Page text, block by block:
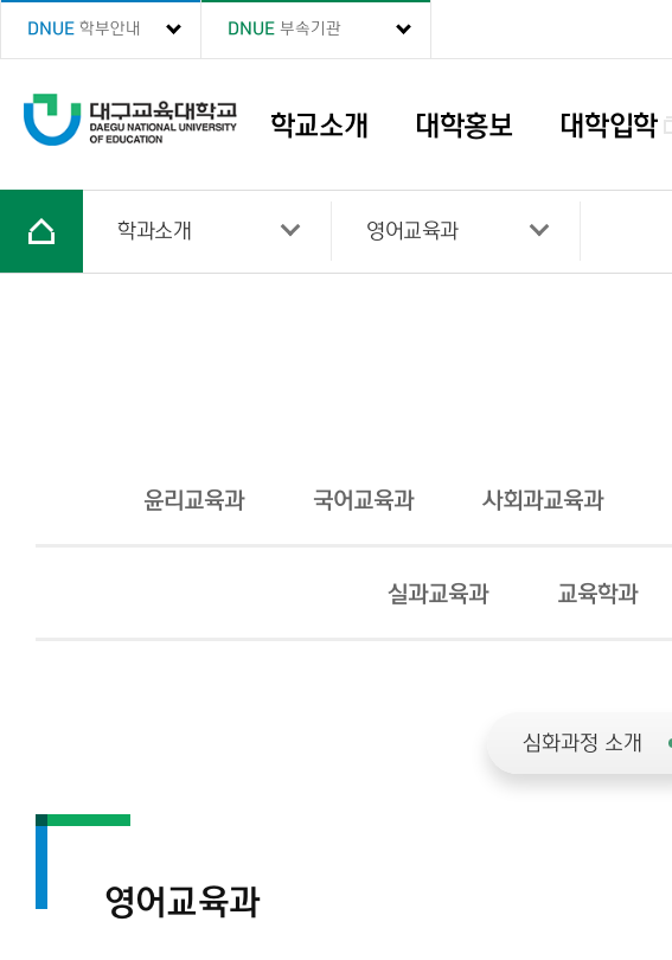
DNUE 학부안내 DNUE 부속기관
학교소개 대학홍보 대학입학
학과소개 영어교육과
윤리교육과 국어교육과 사회과교육과
실과교육과 교육학과
심화과정 소개
영어교육과